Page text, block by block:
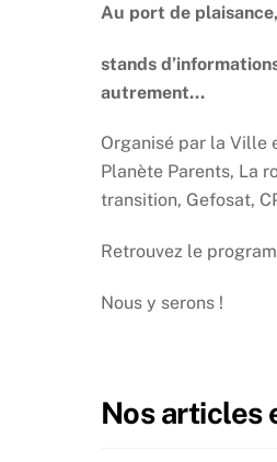
Au port de
stands
autrement…
Organisé par la Ville
Planète Parents, La
transition, Gefosat,
Retrouvez le
Nous y serons !
Nos articles